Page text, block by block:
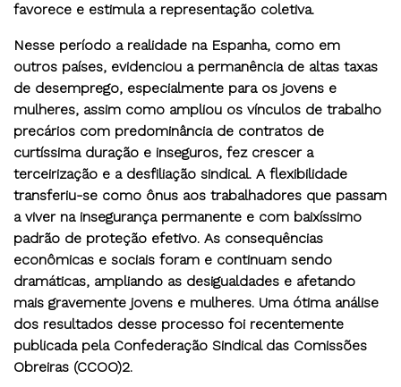
favorece e estimula a representação coletiva.
Nesse período a realidade na Espanha, como em
outros países, evidenciou a permanência de altas taxas
de desemprego, especialmente para os jovens e
mulheres, assim como ampliou os vínculos de trabalho
precários com predominância de contratos de
curtíssima duração e inseguros, fez crescer a
terceirização e a desfiliação sindical. A flexibilidade
transferiu-se como ônus aos trabalhadores que passam
a viver na insegurança permanente e com baixíssimo
padrão de proteção efetivo. As consequências
econômicas e sociais foram e continuam sendo
dramáticas, ampliando as desigualdades e afetando
mais gravemente jovens e mulheres. Uma ótima análise
dos resultados desse processo foi recentemente
publicada pela Confederação Sindical das Comissões
Obreiras (CCOO)2.